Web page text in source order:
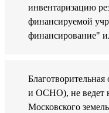
инвентаризацию
финансируемой
финансирование"
и ОСНО), не ведет
Московского